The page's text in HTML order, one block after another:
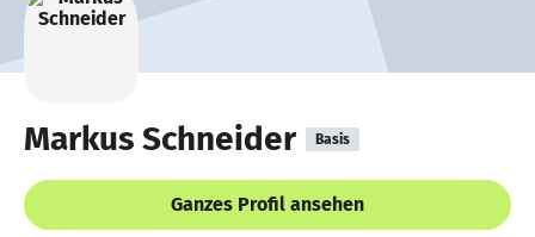
Markus Schneider Basis
Ganzes Profil ansehen